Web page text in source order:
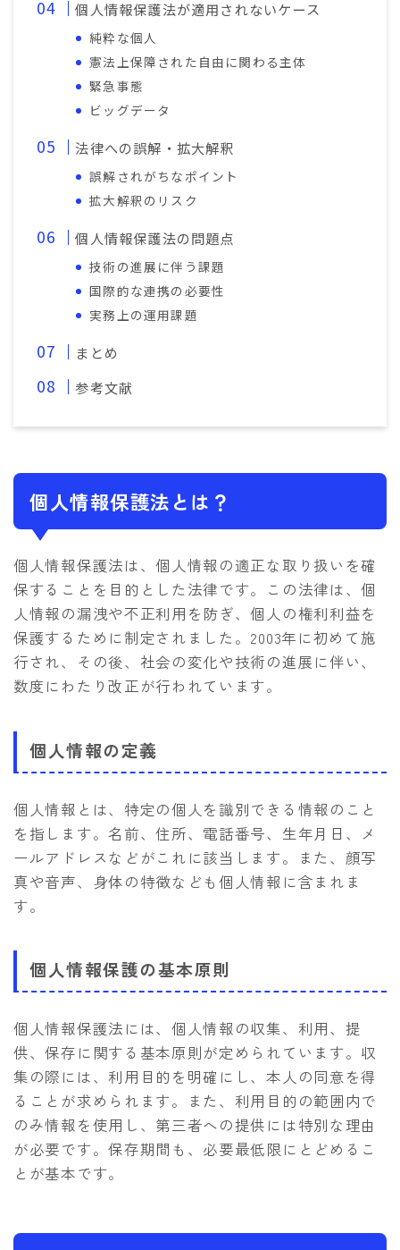
個人情報保護法が適用されないケース
純粋な個人
憲法上保障された自由に関わる主体
緊急事態
ビッグデータ
法律への誤解・拡大解釈
誤解されがちなポイント
拡大解釈のリスク
個人情報保護法の問題点
技術の進展に伴う課題
国際的な連携の必要性
実務上の運用課題
まとめ
参考文献
個人情報保護法とは？
個人情報保護法は、個人情報の適正な取り扱いを確
保することを目的とした法律です。この法律は、個
人情報の漏洩や不正利用を防ぎ、個人の権利利益を
保護するために制定されました。2003年に初めて施
行され、その後、社会の変化や技術の進展に伴い、
数度にわたり改正が行われています。
個人情報の定義
個人情報とは、特定の個人を識別できる情報のこと
を指します。名前、住所、電話番号、生年月日、メ
ールアドレスなどがこれに該当します。また、顔写
真や音声、身体の特徴なども個人情報に含まれま
す。
個人情報保護の基本原則
個人情報保護法には、個人情報の収集、利用、提
供、保存に関する基本原則が定められています。収
集の際には、利用目的を明確にし、本人の同意を得
ることが求められます。また、利用目的の範囲内で
のみ情報を使用し、第三者への提供には特別な理由
が必要です。保存期間も、必要最低限にとどめるこ
とが基本です。